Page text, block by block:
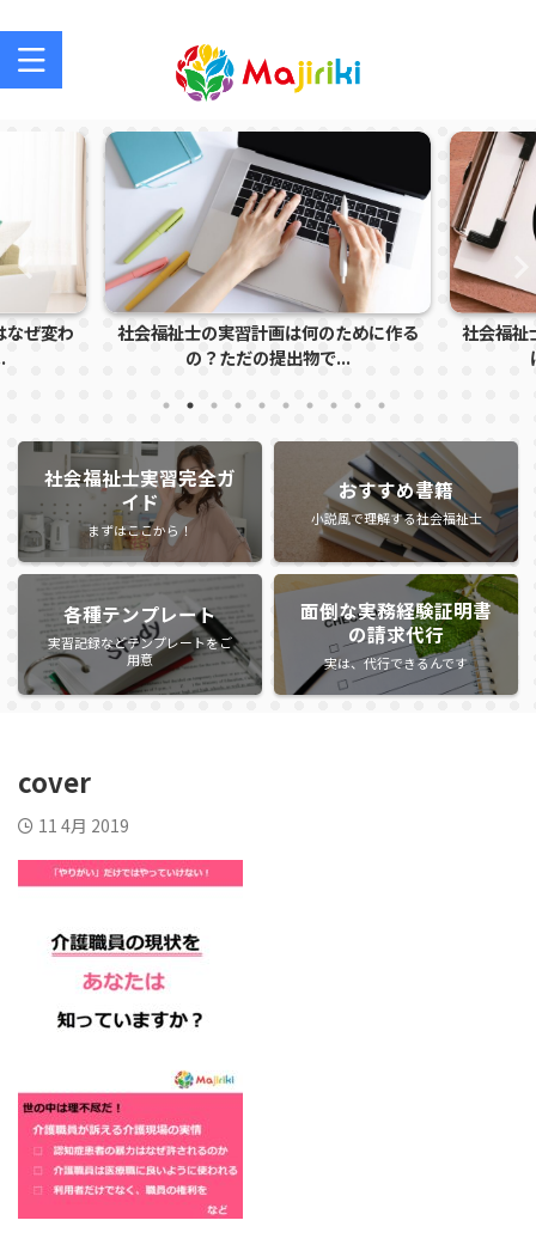
ぜ変わ
社会福祉士の実習計画は何のために作る
の？ただの提出物で...
社会福祉
社会福祉士実習完全ガ
イド
まずはここから！
おすすめ書籍
小説風で理解する社会福祉士
各種テンプレート
実習記録などテンプレートをご
用意
面倒な実務経験証明書
の請求代行
実は、代行できるんです
cover
11 4月 2019